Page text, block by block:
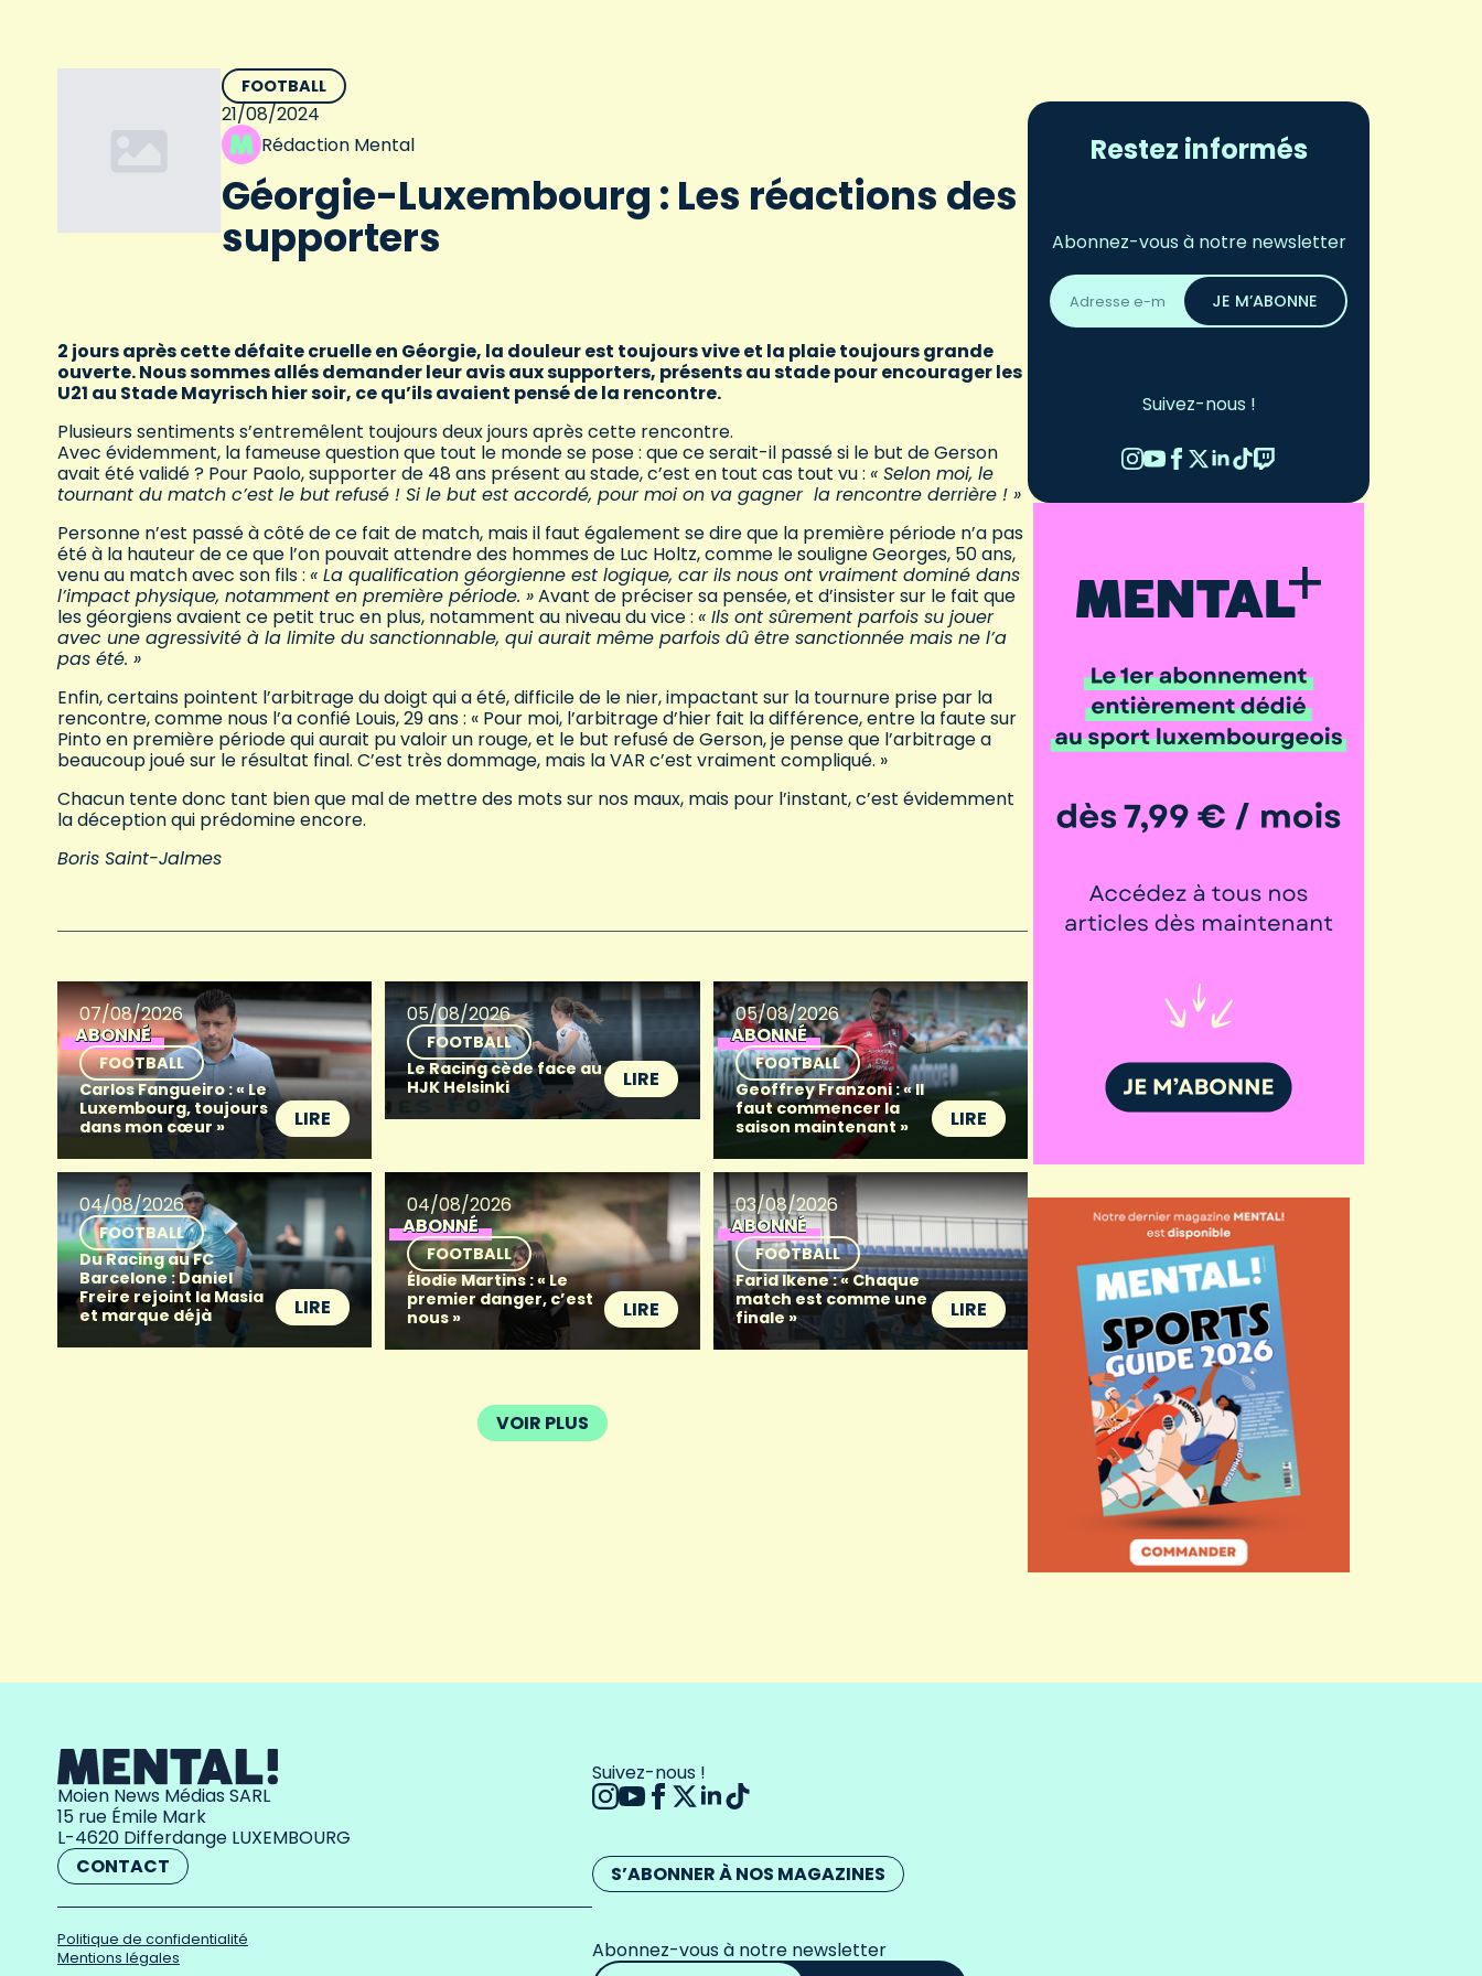
FOOTBALL
21/08/2024
Rédaction Mental
Géorgie-Luxembourg : Les réactions des
supporters
2 jours après cette défaite cruelle en Géorgie, la douleur est toujours vive et la plaie toujours grande
ouverte. Nous sommes allés demander leur avis aux supporters, présents au stade pour encourager les
U21 au Stade Mayrisch hier soir, ce qu’ils avaient pensé de la rencontre.
Plusieurs sentiments s’entremêlent toujours deux jours après cette rencontre.
Avec évidemment, la fameuse question que tout le monde se pose : que ce serait-il passé si le but de Gerson
avait été validé ? Pour Paolo, supporter de 48 ans présent au stade, c’est en tout cas tout vu : « Selon moi, le
tournant du match c’est le but refusé ! Si le but est accordé, pour moi on va gagner la rencontre derrière ! »
Personne n’est passé à côté de ce fait de match, mais il faut également se dire que la première période n’a pas
été à la hauteur de ce que l’on pouvait attendre des hommes de Luc Holtz, comme le souligne Georges, 50 ans,
venu au match avec son fils : « La qualification géorgienne est logique, car ils nous ont vraiment dominé dans
l’impact physique, notamment en première période. »Avant de préciser sa pensée, et d’insister sur le fait que
les géorgiens avaient ce petit truc en plus, notamment au niveau du vice : « Ils ont sûrement parfois su jouer
avec une agressivité à la limite du sanctionnable, qui aurait même parfois dû être sanctionnée mais ne l’a
pas été. »
Enfin, certains pointent l’arbitrage du doigt qui a été, difficile de le nier, impactant sur la tournure prise par la
rencontre, comme nous l’a confié Louis, 29 ans : « Pour moi, l’arbitrage d’hier fait la différence, entre la faute sur
Pinto en première période qui aurait pu valoir un rouge, et le but refusé de Gerson, je pense que l’arbitrage a
beaucoup joué sur le résultat final. C’est très dommage, mais la VAR c’est vraiment compliqué. »
Chacun tente donc tant bien que mal de mettre des mots sur nos maux, mais pour l’instant, c’est évidemment
la déception qui prédomine encore.
Boris Saint-Jalmes
07/08/2026
ABONNÉ
FOOTBALL
Carlos Fangueiro : « Le
Luxembourg, toujours
dans mon cœur »
LIRE
05/08/2026
FOOTBALL
Le Racing cède face au
HJK Helsinki
LIRE
05/08/2026
ABONNÉ
FOOTBALL
Geoffrey Franzoni : « Il
faut commencer la
saison maintenant »
LIRE
04/08/2026
FOOTBALL
Du Racing au FC
Barcelone : Daniel
Freire rejoint la Masia
et marque déjà
LIRE
04/08/2026
ABONNÉ
FOOTBALL
Élodie Martins : « Le
premier danger, c’est
nous »
LIRE
03/08/2026
ABONNÉ
FOOTBALL
Farid Ikene : « Chaque
match est comme une
finale »
LIRE
VOIR PLUS
Restez informés
Abonnez-vous à notre newsletter
Adresse
email
*
JE M’ABONNE
Suivez-nous !
Moien News Médias SARL
15 rue Émile Mark
L-4620 Differdange LUXEMBOURG
CONTACT
Politique de confidentialité
Mentions légales
Suivez-nous !
S’ABONNER À NOS MAGAZINES
Abonnez-vous à notre newsletter
Adresse